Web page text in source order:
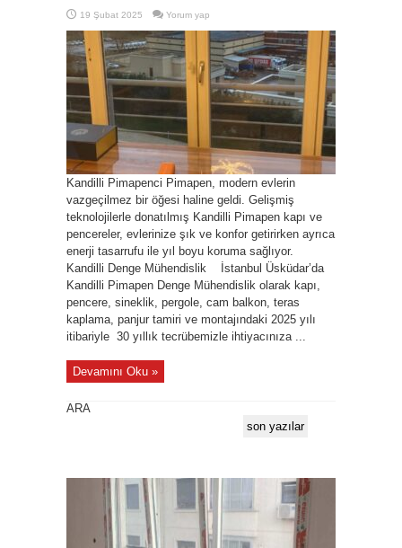
19 Şubat 2025 Yorum yap
Kandilli Pimapenci Pimapen, modern evlerin
vazgeçilmez bir öğesi haline geldi. Gelişmiş
teknolojilerle donatılmış Kandilli Pimapen kapı ve
pencereler, evlerinize şık ve konfor getirirken ayrıca
enerji tasarrufu ile yıl boyu koruma sağlıyor.
Kandilli Denge Mühendislik İstanbul Üsküdar’da
Kandilli Pimapen Denge Mühendislik olarak kapı,
pencere, sineklik, pergole, cam balkon, teras
kaplama, panjur tamiri ve montajındaki 2025 yılı
itibariyle 30 yıllık tecrübemizle ihtiyacınıza ...
Devamını Oku »
ARA
son yazılar